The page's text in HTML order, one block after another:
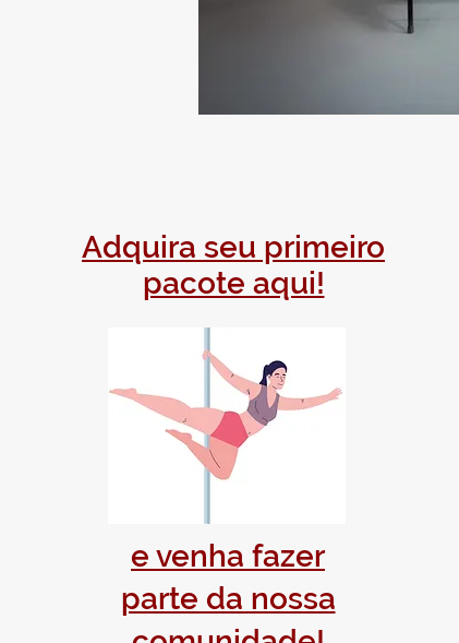
Adquira seu primeiro
pacote aqui!
e venha fazer
parte da nossa